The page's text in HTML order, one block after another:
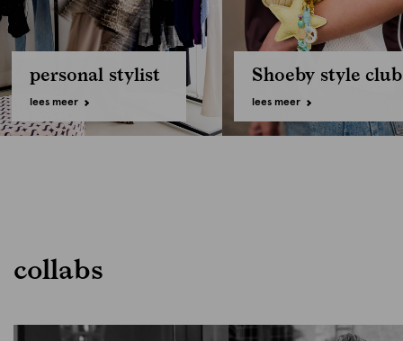
personal stylist
lees meer
Shoeby style club
lees meer
collabs